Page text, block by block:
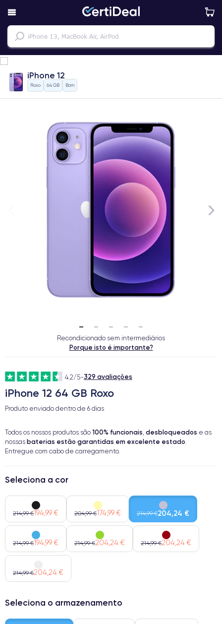
iPhone 12
Roxo 64 GB Bom
Recondicionado sem intermediários
Porque isto é importante?
4.2/5-329 avaliações
iPhone 12 64 GB Roxo
Produto enviado dentro de 6 dias
Todos os nossos produtos são 100% funcionais, desbloqueados e as
nossas baterias estão garantidas em excelente estado.
Entregue com cabo de carregamento.
Seleciona a cor
214,99 €194,99 € 204,99 €174,99 € 214,99 €204,24 €
214,99 €194,99 € 214,99 €204,24 € 214,99 €204,24 €
214,99 €204,24 €
Seleciona o armazenamento